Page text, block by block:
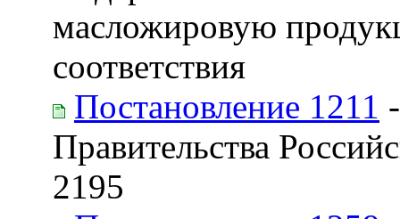
масложировую
соответствия
Постановление 1211
Правительства
2195